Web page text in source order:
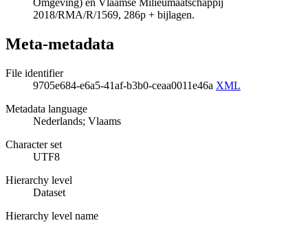
Omgeving) en Vlaamse Milieumaatschappij
2018/RMA/R/1569, 286p + bijlagen.
Meta-metadata
File identifier
9705e684-e6a5-41af-b3b0-ceaa0011e46a XML
Metadata language
Nederlands; Vlaams
Character set
UTF8
Hierarchy level
Dataset
Hierarchy level name